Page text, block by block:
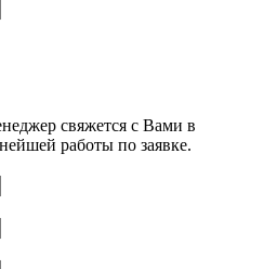
свяжется с Вами в
работы по заявке.